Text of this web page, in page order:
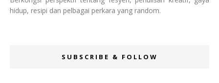
hidup, resipi dan pelbagai perkara yang random.
SUBSCRIBE & FOLLOW